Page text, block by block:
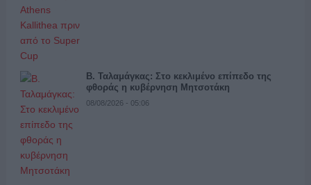
Β. Ταλαμάγκας: Στο κεκλιμένο επίπεδο της
φθοράς η κυβέρνηση Μητσοτάκη
08/08/2026 - 05:06